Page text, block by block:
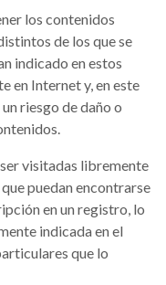
los contenidos
de los que se
indicado en estos
en Internet y, en este
riesgo de daño o
visitadas libremente
puedan encontrarse
en un registro, lo
indicada en el
que lo